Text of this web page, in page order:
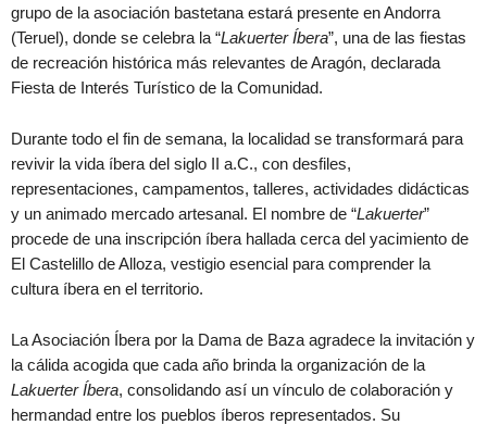
grupo de la asociación bastetana estará presente en Andorra
(Teruel), donde se celebra la “Lakuerter Íbera”, una de las fiestas
de recreación histórica más relevantes de Aragón, declarada
Fiesta de Interés Turístico de la Comunidad.
Durante todo el fin de semana, la localidad se transformará para
revivir la vida íbera del siglo II a.C., con desfiles,
representaciones, campamentos, talleres, actividades didácticas
y un animado mercado artesanal. El nombre de “Lakuerter”
procede de una inscripción íbera hallada cerca del yacimiento de
El Castelillo de Alloza, vestigio esencial para comprender la
cultura íbera en el territorio.
La Asociación Íbera por la Dama de Baza agradece la invitación y
la cálida acogida que cada año brinda la organización de la
Lakuerter Íbera, consolidando así un vínculo de colaboración y
hermandad entre los pueblos íberos representados. Su